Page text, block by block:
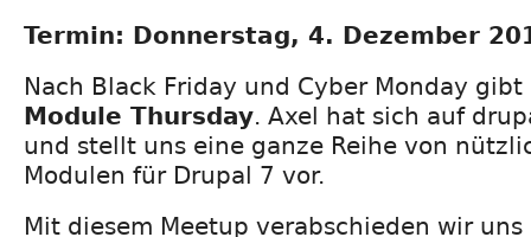
Termin: Donnerstag, 4. Dezember
Nach Black Friday und Cyber Monday
Module Thursday. Axel hat sich auf
und stellt uns eine ganze Reihe von
Modulen für Drupal 7 vor.
Mit diesem Meetup verabschieden wir